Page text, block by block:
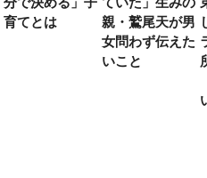
育てとは
親・鷲尾天が男
女問わず伝えた
いこと